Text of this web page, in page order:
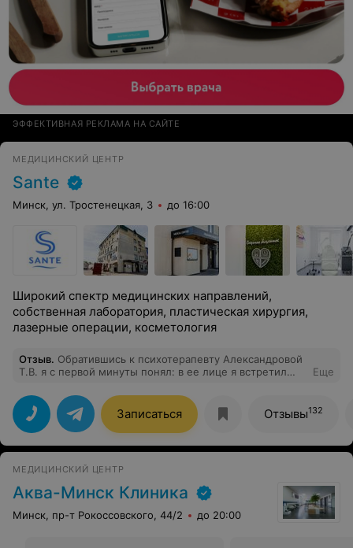
ЭФФЕКТИВНАЯ РЕКЛАМА НА САЙТЕ
МЕДИЦИНСКИЙ ЦЕНТР
Sante
Минск, ул. Тростенецкая, 3 до 16:00
Широкий спектр медицинских направлений,
собственная лаборатория, пластическая хирургия,
лазерные операции, косметология
Отзыв. Обратившись к психотерапевту Александровой
Т.В. я с первой минуты понял: в ее лице я встретил
необходимость искать способ решения своих проблем
в "жанре" психотерапии, меня поймут абсолютно
адекватно. Не стану излагать конкретику возникшего у
меня недомогания - суть не в этом. Суть в другом.
Все,кто имеет необходимость разобраться в тонкостях
гарантировано найдут максимально точное
определение у Татьяны Владимировны, что и как
необходимо корректировать. Являясь профессионалом
высочайшего уровня, Татьяна Владимировна
предложит всем кратчайший путь конкретных
Еще
Записаться Отзывы132
МЕДИЦИНСКИЙ ЦЕНТР
Аква-Минск Клиника
Минск, пр-т Рокоссовского, 44/2 до 20:00